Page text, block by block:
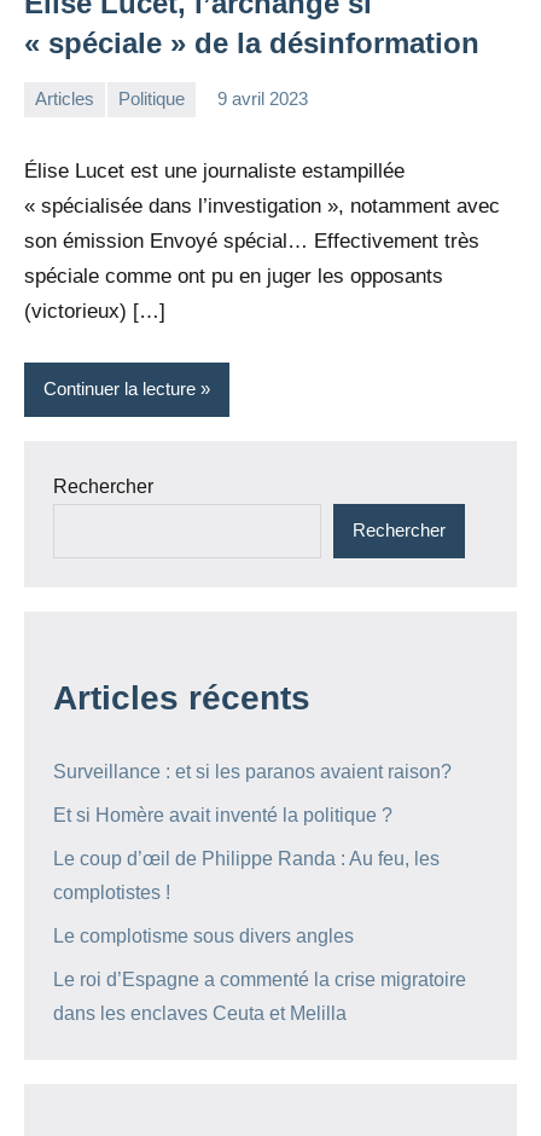
« spéciale » de la désinformation
Articles Politique 9 avril 2023
Élise Lucet est une journaliste estampillée
« spécialisée dans l’investigation », notamment avec
son émission Envoyé spécial… Effectivement très
spéciale comme ont pu en juger les opposants
(victorieux) […]
Continuer la lecture
Rechercher
Rechercher
Articles récents
Surveillance : et si les paranos avaient raison?
Et si Homère avait inventé la politique ?
Le coup d’œil de Philippe Randa : Au feu, les
complotistes !
Le complotisme sous divers angles
Le roi d’Espagne a commenté la crise migratoire
dans les enclaves Ceuta et Melilla